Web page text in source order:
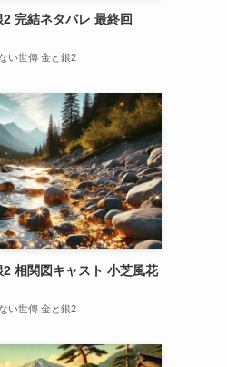
完結ネタバレ 最終回
い世傳 金と銀2
相関図キャスト 小芝風花
い世傳 金と銀2